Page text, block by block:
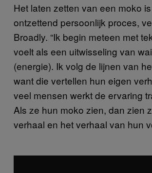
Het laten zetten van een moko
ontzettend persoonlijk proces,
Broadly. “Ik begin meteen met
voelt als een uitwisseling van
(energie). Ik volg de lijnen van
want die vertellen hun eigen
veel mensen werkt de ervaring
Als ze hun moko zien, dan zien
verhaal en het verhaal van hun